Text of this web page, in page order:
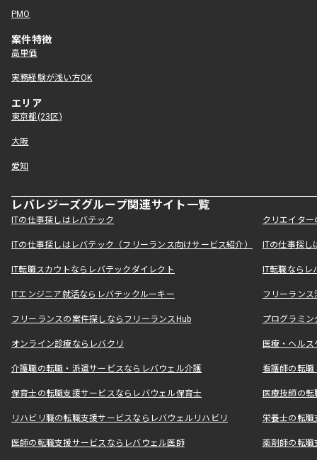
PMO
案件特徴
高単価
実務経験が浅い方OK
エリア
東京都(23区)
大阪
愛知
レバレジーズグループ関連サイト一覧
ITの仕事探しはレバテック クリエイタ
ITの仕事探しはレバテック（フリーランス向けサービス紹介） ITの仕事探
IT転職スカウトならレバテックダイレクト IT転職なら
ITエンジニア就活ならレバテックルーキー フリーラン
フリーランスの案件探しならフリーランスHub プログラミ
オンライン診療ならレバクリ 医療・ヘル
介護職の転職・派遣サービスならレバウェル介護 看護師の転
保育士の転職支援サービスならレバウェル保育士 医療技師の
リハビリ職の転職支援サービスならレバウェルリハビリ 栄養士の転
医師の転職支援サービスならレバウェル医師 薬剤師の転